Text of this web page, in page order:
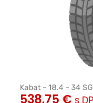
Kabat - 18.4 - 34
538,75 € s